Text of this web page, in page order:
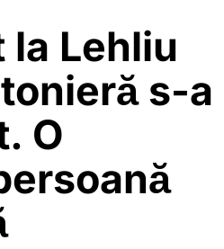
Lehliu
s-a
O